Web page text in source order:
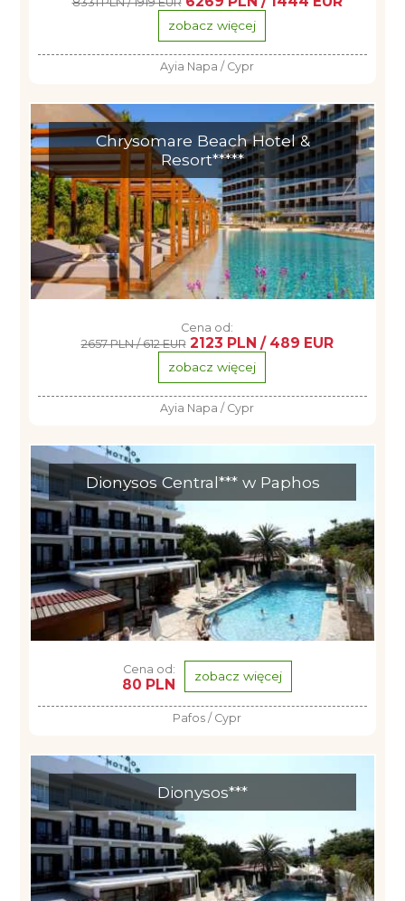
zobacz więcej
Ayia Napa / Cypr
Chrysomare Beach Hotel &
Resort*****
Cena od:
2657 PLN / 612 EUR 2123 PLN / 489 EUR
zobacz więcej
Ayia Napa / Cypr
Dionysos Central*** w Paphos
Cena od:
80 PLN zobacz więcej
Pafos / Cypr
Dionysos***